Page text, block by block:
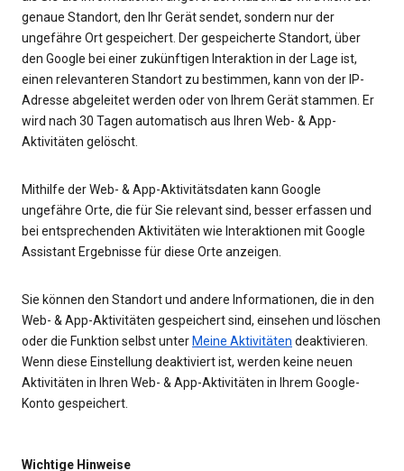
genaue Standort, den Ihr Gerät sendet, sondern nur der
ungefähre Ort gespeichert. Der gespeicherte Standort, über
den Google bei einer zukünftigen Interaktion in der Lage ist,
einen relevanteren Standort zu bestimmen, kann von der IP-
Adresse abgeleitet werden oder von Ihrem Gerät stammen. Er
wird nach 30 Tagen automatisch aus Ihren Web- & App-
Aktivitäten gelöscht.
Mithilfe der Web- & App-Aktivitätsdaten kann Google
ungefähre Orte, die für Sie relevant sind, besser erfassen und
bei entsprechenden Aktivitäten wie Interaktionen mit Google
Assistant Ergebnisse für diese Orte anzeigen.
Sie können den Standort und andere Informationen, die in den
Web- & App-Aktivitäten gespeichert sind, einsehen und löschen
oder die Funktion selbst unter Meine Aktivitäten deaktivieren.
Wenn diese Einstellung deaktiviert ist, werden keine neuen
Aktivitäten in Ihren Web- & App-Aktivitäten in Ihrem Google-
Konto gespeichert.
Wichtige Hinweise